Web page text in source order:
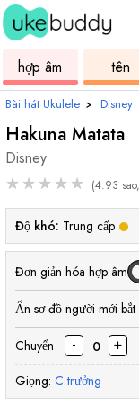
hợp âm
ukulele
tên
Bài hát Ukulele › Disney
Hakuna Matata
Disney
★★★★★ (4.93
Độ khó: Trung cấp
Đơn giản hóa hợp âm
Ẩn sơ đồ người mới bắt
Chuyển - 0 +
Giọng: C trưởng
hợp hợp